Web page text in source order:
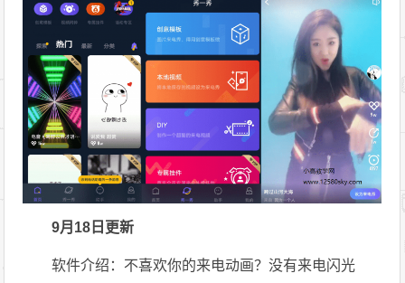
9月18日更新
软件介绍：不喜欢你的来电动画？没有来电闪光